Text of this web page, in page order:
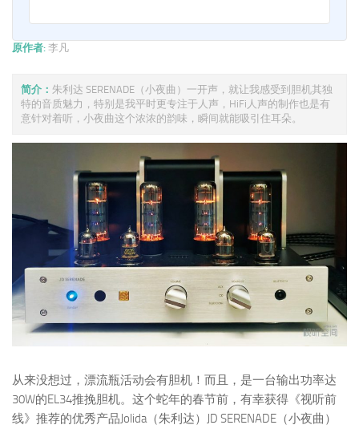
原作者: 李凡
简介： 朱利达 SERENADE（小夜曲）一开声，就让我感受到胆机其独
特的音质魅力，特别是我平时更专注于人声，HiFi人声的制作也是有
意针对着听，小夜曲这个浓浓的韵味，瞬间就能吸引住耳朵。
从来没想过，漂流瓶活动会有胆机！而且，是一台输出功率达
30W的EL34推挽胆机。这个蛇年的春节前，有幸获得《视听前
线》推荐的优秀产品Jolida（朱利达）JD SERENADE（小夜曲）